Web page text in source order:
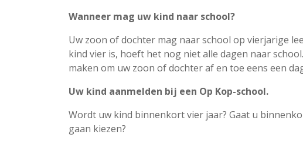
Wanneer mag uw kind naar school?
Uw zoon of dochter mag naar school op vierjarige
kind vier is, hoeft het nog niet alle dagen naar
maken om uw zoon of dochter af en toe eens een
Uw kind aanmelden bij een Op Kop-school.
Wordt uw kind binnenkort vier jaar? Gaat u
gaan kiezen?